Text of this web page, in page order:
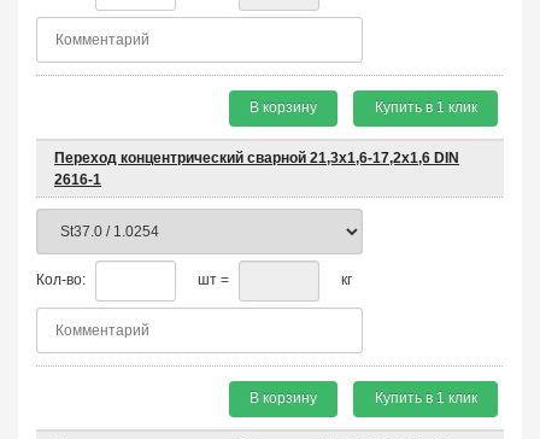
В корзину Купить в 1 клик
Переход концентрический сварной 21,3х1,6-17,2х1,6 DIN
2616-1
Кол-во: шт = кг
В корзину Купить в 1 клик